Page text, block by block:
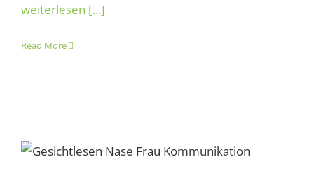
weiterlesen [...]
Read More
Jedes Gesicht ist einzigartig
und individuell wie der